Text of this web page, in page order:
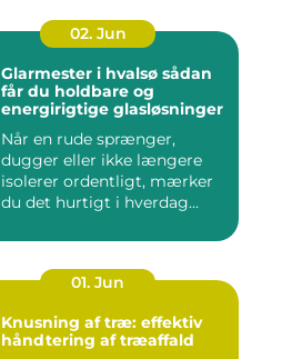
02. Jun
Glarmester i hvalsø sådan
får du holdbare og
energirigtige glasløsninger
Når en rude sprænger,
dugger eller ikke længere
isolerer ordentligt, mærker
du det hurtigt i hverdag...
01. Jun
Knusning af træ: effektiv
håndtering af træaffald